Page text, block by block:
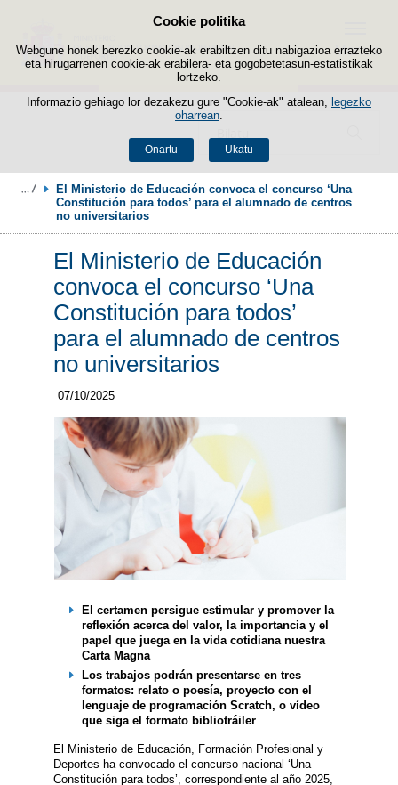
Cookie politika
Webgune honek berezko cookie-ak erabiltzen ditu nabigazioa errazteko
eta hirugarrenen cookie-ak erabilera- eta gogobetetasun-estatistikak
lortzeko.
Informazio gehiago lor dezakezu gure "Cookie-ak" atalean, legezko
oharrean
Onartu Ukatu
Edukira salto egin
Menua
El Ministerio de Educación convoca el concurso ‘Una
Constitución para todos’ para el alumnado de centros
no universitarios
El Ministerio de Educación
convoca el concurso ‘Una
Constitución para todos’
para el alumnado de centros
no universitarios
07/10/2025
El certamen persigue estimular y promover la
reflexión acerca del valor, la importancia y el
papel que juega en la vida cotidiana nuestra
Carta Magna
Los trabajos podrán presentarse en tres
formatos: relato o poesía, proyecto con el
lenguaje de programación Scratch, o vídeo
que siga el formato bibliotráiler
El Ministerio de Educación, Formación Profesional y
Deportes ha convocado el concurso nacional ‘Una
Constitución para todos’, correspondiente al año 2025,